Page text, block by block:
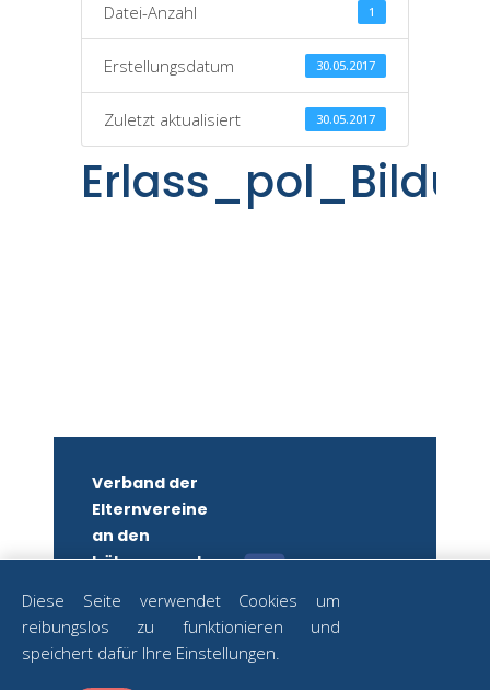
Datei-Anzahl 1
Erstellungsdatum 30.05.2017
Zuletzt aktualisiert 30.05.2017
Verband der
Elternvereine
an den
höheren und
Diese Seite verwendet Cookies um
reibungslos zu funktionieren und
speichert dafür Ihre Einstellungen.